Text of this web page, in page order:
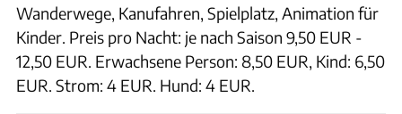
Wanderwege, Kanufahren, Spielplatz, Animation für
Kinder. Preis pro Nacht: je nach Saison 9,50 EUR -
12,50 EUR. Erwachsene Person: 8,50 EUR, Kind: 6,50
EUR. Strom: 4 EUR. Hund: 4 EUR.